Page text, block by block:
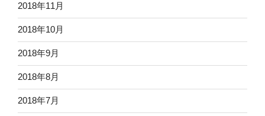
2018年11月
2018年10月
2018年9月
2018年8月
2018年7月